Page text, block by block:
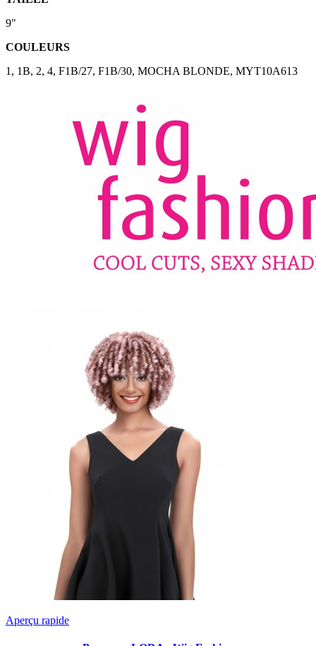
9"
COULEURS
1, 1B, 2, 4, F1B/27, F1B/30, MOCHA BLONDE, MYT10A613
Aperçu rapide